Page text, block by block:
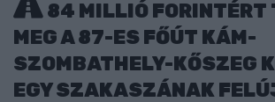
84 MILLIÓ FORINTÉRT
MEG A 87-ES FŐÚT KÁM-
SZOMBATHELY-KŐSZEG
EGY SZAKASZÁNAK